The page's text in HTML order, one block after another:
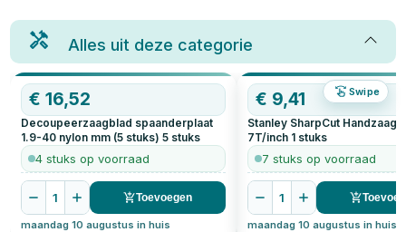
Alles uit deze categorie
Swipe
€16,52
Decoupeerzaagblad spaanderplaat
1.9-40 nylon mm (5 stuks) 5 stuks
4 stuks op voorraad
1 Toevoegen
maandag 10 augustus in huis
€ 9,41
Stanley SharpCut Handzaag
7T/inch 1 stuks
7 stuks op voorraad
1
maandag 10 augustus in huis